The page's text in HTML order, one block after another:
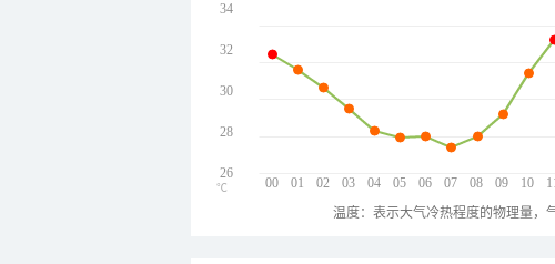
00 01 02 03 04 05 06 07 08 09 10
34
32
30
28
26
℃
温度：表示大气冷热程度的物理量，